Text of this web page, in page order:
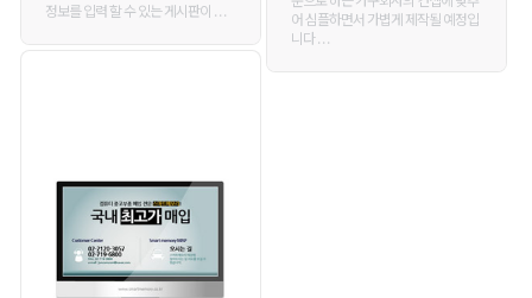
어 심플하면서 가볍게 제작될 예정입
니다 . . .
정보를 입력 할 수 있는 게시판이 . . .